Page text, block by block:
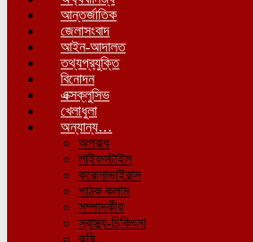
আন্তর্জাতিক
জেলাসংবাদ
আইন-আদালত
তথ্যপ্রযুক্তি
বিনোদন
এক্সক্লুসিভ
খেলাধুলা
অন্যান্য…
অপরাধ
লাইফস্টাইল
করোনাভাইরাস
পাঠক কলাম
সম্পাদকীয়
স্বাস্থ্য-চিকিৎসা
কৃষি